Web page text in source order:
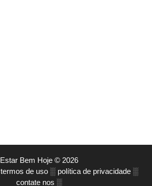
Estar Bem Hoje © 2026
termos de uso░ política de privacidade░
contate nos ░